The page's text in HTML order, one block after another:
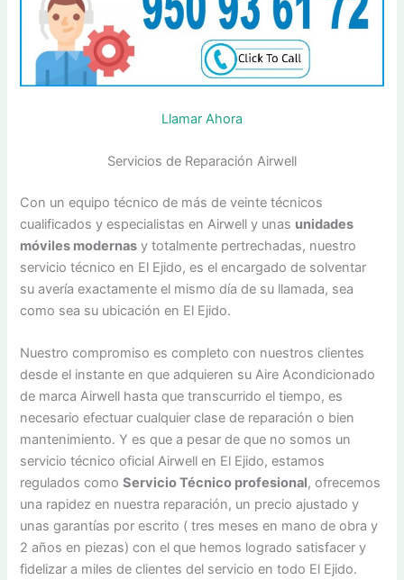
Llamar Ahora
Servicios de Reparación Airwell
Con un equipo técnico de más de veinte técnicos
cualificados y especialistas en Airwell y unas unidades
móviles modernas y totalmente pertrechadas, nuestro
servicio técnico en El Ejido, es el encargado de solventar
su avería exactamente el mismo día de su llamada, sea
como sea su ubicación en El Ejido.
Nuestro compromiso es completo con nuestros clientes
desde el instante en que adquieren su Aire Acondicionado
de marca Airwell hasta que transcurrido el tiempo, es
necesario efectuar cualquier clase de reparación o bien
mantenimiento. Y es que a pesar de que no somos un
servicio técnico oficial Airwell en El Ejido, estamos
regulados comoServicio Técnico profesional, ofrecemos
una rapidez en nuestra reparación, un precio ajustado y
unas garantías por escrito ( tres meses en mano de obra y
2 años en piezas) con el que hemos logrado satisfacer y
fidelizar a miles de clientes del servicio en todo El Ejido.